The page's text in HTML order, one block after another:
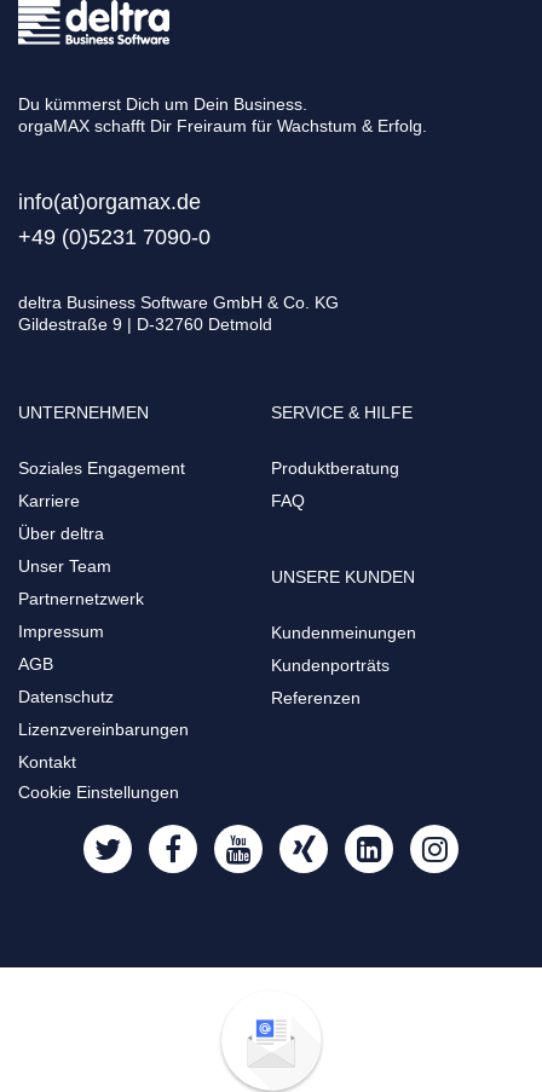
Du kümmerst Dich um Dein Business.
orgaMAX schafft Dir Freiraum für Wachstum & Erfolg.
info(at)orgamax.de
+49 (0)5231 7090-0
deltra Business Software GmbH & Co. KG
Gildestraße 9 | D-32760 Detmold
UNTERNEHMEN
Soziales Engagement
Karriere
Über deltra
Unser Team
Partnernetzwerk
Impressum
AGB
Datenschutz
Lizenzvereinbarungen
Kontakt
SERVICE & HILFE
Produktberatung
FAQ
UNSERE KUNDEN
Kundenmeinungen
Kundenporträts
Referenzen
Cookie Einstellungen